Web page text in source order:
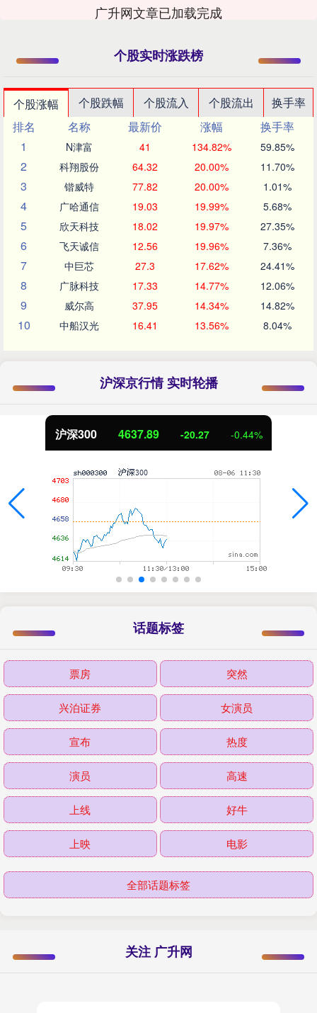
广升网文章已加载完成
个股实时涨跌榜
个股涨幅 个股跌幅 个股流入 个股流出
换手率
排名
名称 最新价 涨幅
换手率
1
N津富 41 134.82% 59.85%
2 科翔股份 64.32 20.00% 11.70%
3 锴威特 77.82 20.00% 1.01%
4 广哈通信 19.03 19.99% 5.68%
5 欣天科技 18.02 19.97% 27.35%
6 飞天诚信 12.56 19.96% 7.36%
7 中巨芯 27.3 17.62% 24.41%
8 广脉科技 17.33 14.77% 12.06%
9 威尔高 37.95 14.34% 14.82%
10 中船汉光 16.41 13.56% 8.04%
沪深京行情 实时轮播
沪深300 4637.89 -20.27 -0.44%
话题标签
票房 突然
兴泊证券 女演员
宣布 热度
演员 高速
上线 好牛
上映 电影
全部话题标签
关注 广升网